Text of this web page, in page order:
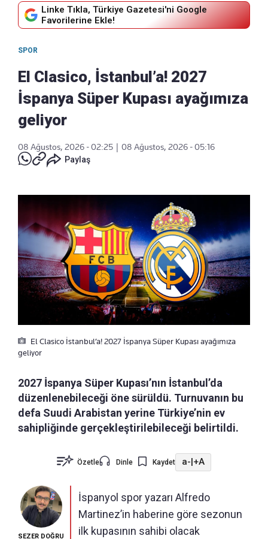
Linke Tıkla, Türkiye Gazetesi'ni Google
Favorilerine Ekle!
SPOR
El Clasico, İstanbul’a! 2027
İspanya Süper Kupası ayağımıza
geliyor
08 Ağustos, 2026 - 02:25
08 Ağustos, 2026 - 05:16
Paylaş
El Clasico İstanbul’a! 2027 İspanya Süper Kupası ayağımıza
geliyor
2027 İspanya Süper Kupası’nın İstanbul’da
düzenlenebileceği öne sürüldü. Turnuvanın bu
defa Suudi Arabistan yerine Türkiye’nin ev
sahipliğinde gerçekleştirilebileceği belirtildi.
Özetle Dinle Kaydet a-|+A
SEZER DOĞRU
İspanyol spor yazarı Alfredo
Martinez’in haberine göre sezonun
ilk kupasının sahibi olacak